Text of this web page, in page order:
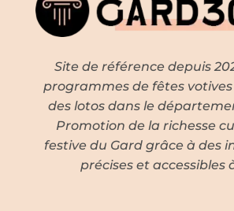
Site de référence depuis
programmes de fêtes votives
des lotos dans le
Promotion de la richesse
festive du Gard grâce à des
précises et accessibles